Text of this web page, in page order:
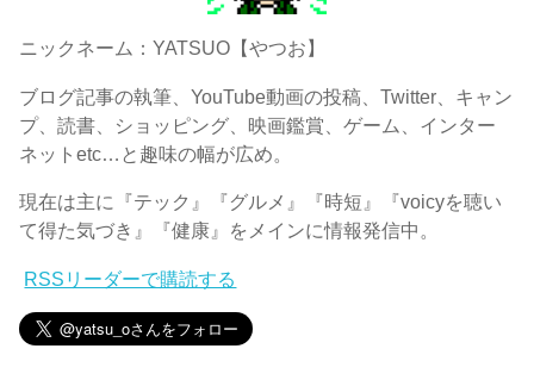
ニックネーム：YATSUO【やつお】
ブログ記事の執筆、YouTube動画の投稿、Twitter、キャン
プ、読書、ショッピング、映画鑑賞、ゲーム、インター
ネットetc…と趣味の幅が広め。
現在は主に『テック』『グルメ』『時短』『voicyを聴い
て得た気づき』『健康』をメインに情報発信中。
RSSリーダーで購読する